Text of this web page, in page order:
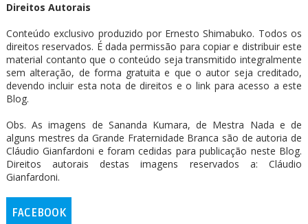
Direitos Autorais
Conteúdo exclusivo produzido por Ernesto Shimabuko. Todos os
direitos reservados. É dada permissão para copiar e distribuir este
material contanto que o conteúdo seja transmitido integralmente
sem alteração, de forma gratuita e que o autor seja creditado,
devendo incluir esta nota de direitos e o link para acesso a este
Blog.
Obs. As imagens de Sananda Kumara, de Mestra Nada e de
alguns mestres da Grande Fraternidade Branca são de autoria de
Cláudio Gianfardoni e foram cedidas para publicação neste Blog.
Direitos autorais destas imagens reservados a: Cláudio
Gianfardoni.
FACEBOOK